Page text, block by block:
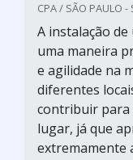
CPA / SÃO PAULO -
A instalação
uma maneira
e agilidade na
diferentes
contribuir
lugar, já que
extremamente